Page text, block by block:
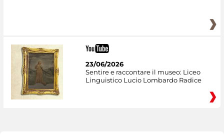
23/06/2026
Sentire e raccontare il museo: Liceo
Linguistico Lucio Lombardo Radice